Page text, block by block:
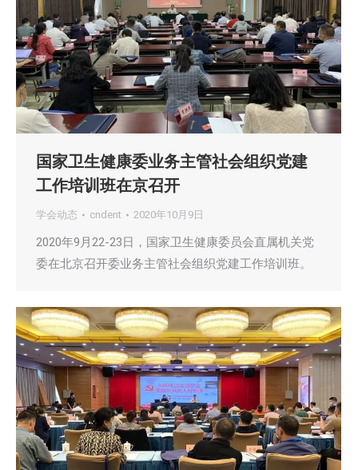
国家卫生健康委业务主管社会组织党建
工作培训班在京召开
学会动态 cndent 2020年10月9日
2020年9月22-23日，国家卫生健康委员会直属机关党
委在北京召开委业务主管社会组织党建工作培训班。